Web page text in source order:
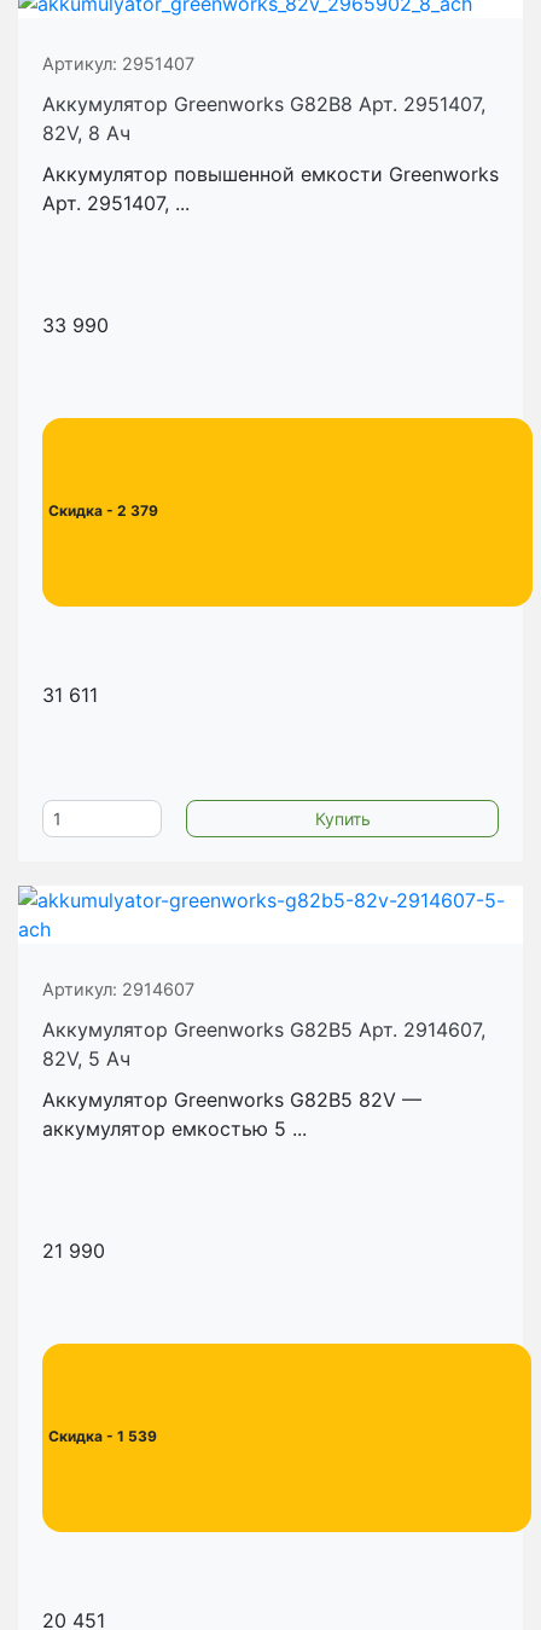
Артикул: 2951407
Аккумулятор Greenworks G82B8 Арт. 2951407,
82V, 8 Ач
Аккумулятор повышенной емкости Greenworks
Арт. 2951407, ...
33 990
Скидка - 2 379
31 611
Артикул: 2914607
Аккумулятор Greenworks G82B5 Арт. 2914607,
82V, 5 Ач
Аккумулятор Greenworks G82B5 82V —
аккумулятор емкостью 5 ...
21 990
Скидка - 1 539
20 451